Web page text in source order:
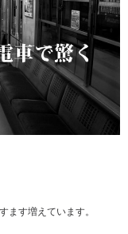
ます増えています。